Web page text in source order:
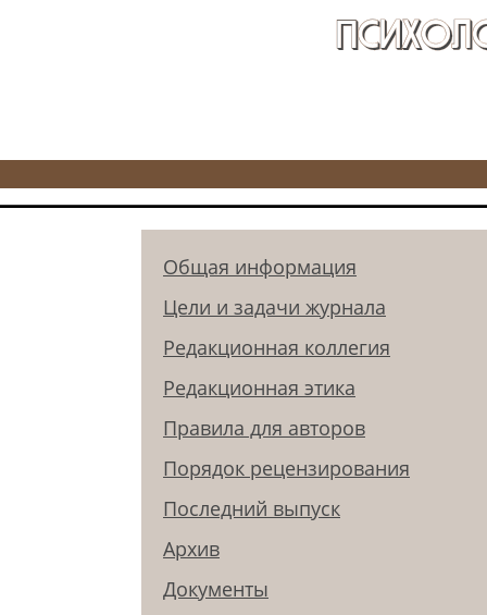
Общая информация
Цели и задачи журнала
Редакционная коллегия
Редакционная этика
Правила для авторов
Порядок рецензирования
Последний выпуск
Архив
Документы